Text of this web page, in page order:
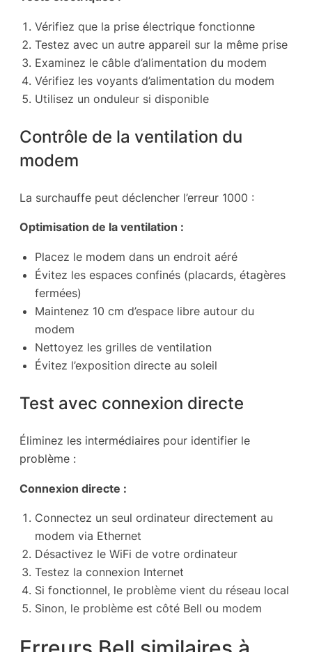
Vérifiez que la prise électrique fonctionne
Testez avec un autre appareil sur la même prise
Examinez le câble d’alimentation du modem
Vérifiez les voyants d’alimentation du modem
Utilisez un onduleur si disponible
Contrôle de la ventilation du
modem
La surchauffe peut déclencher l’erreur 1000 :
Optimisation de la ventilation :
Placez le modem dans un endroit aéré
Évitez les espaces confinés (placards, étagères
fermées)
Maintenez 10 cm d’espace libre autour du
modem
Nettoyez les grilles de ventilation
Évitez l’exposition directe au soleil
Test avec connexion directe
Éliminez les intermédiaires pour identifier le
problème :
Connexion directe :
Connectez un seul ordinateur directement au
modem via Ethernet
Désactivez le WiFi de votre ordinateur
Testez la connexion Internet
Si fonctionnel, le problème vient du réseau local
Sinon, le problème est côté Bell ou modem